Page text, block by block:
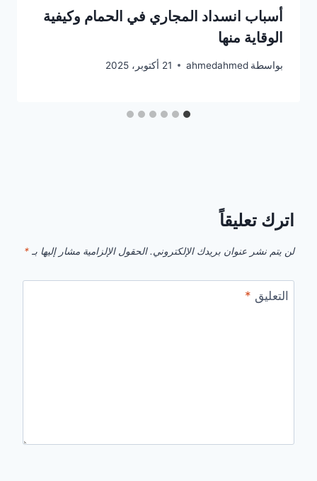
أسباب انسداد المجاري في الحمام وكيفية
الوقاية منها
بواسطة ahmedahmed 21 أكتوبر، 2025
اترك تعليقاً
لن يتم نشر عنوان بريدك الإلكتروني. الحقول الإلزامية مشار إليها بـ *
التعليق *